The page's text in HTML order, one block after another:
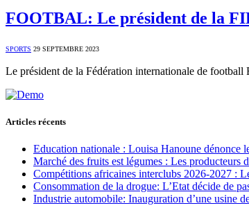
FOOTBAL: Le président de la
SPORTS 29 SEPTEMBRE 2023
Le président de la Fédération internationale de
Articles récents
Education nationale : Louisa Hanoune dénonce
Marché des fruits est légumes : Les producteurs
Compétitions africaines interclubs 2026-2027 :
Consommation de la drogue: L’Etat décide de
Industrie automobile: Inauguration d’une usine